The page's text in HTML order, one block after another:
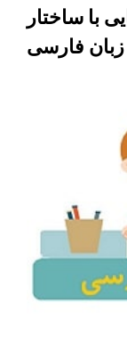
با ساختار
فارسی